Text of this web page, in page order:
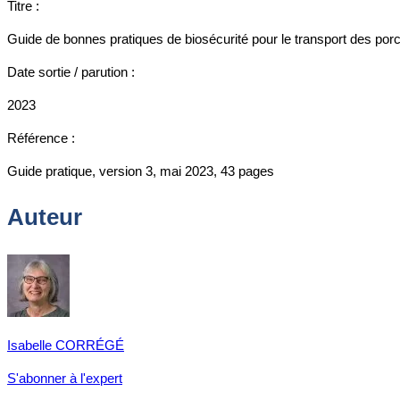
Titre :
Guide de bonnes pratiques de biosécurité pour le transport des
Date sortie / parution :
2023
Référence :
Guide pratique, version 3, mai 2023, 43 pages
Auteur
Isabelle CORRÉGÉ
S'abonner à l'expert